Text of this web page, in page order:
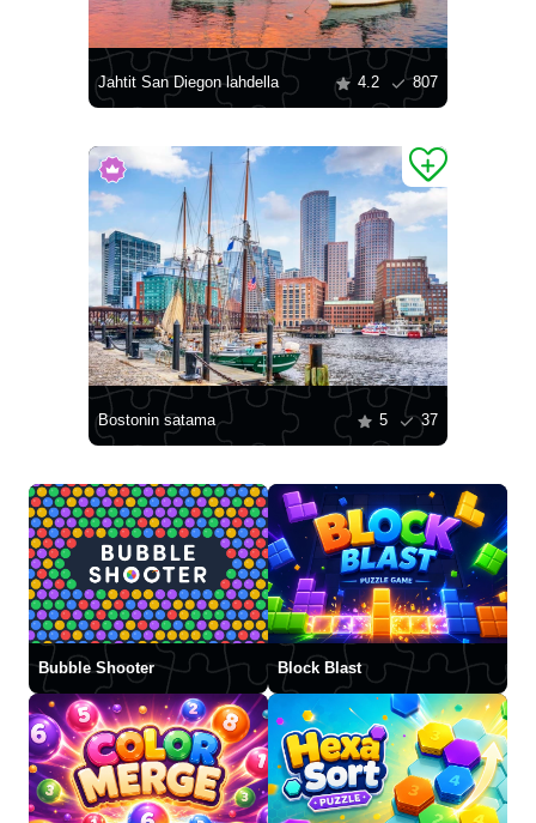
Jahtit San Diegon lahdella 4.2 807
Bostonin satama 5 37
Bubble Shooter Block Blast